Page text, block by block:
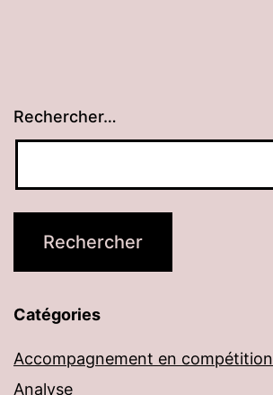
Rechercher…
Catégories
Accompagnement en compétition
Analyse